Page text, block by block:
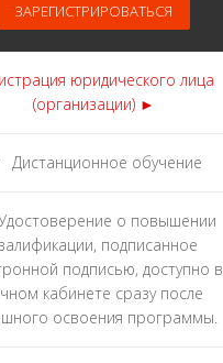
ЗАРЕГИСТРИРОВАТЬСЯ
юридического лица
(организации) ►
Дистанционное обучение
о повышении
подписанное
подписью, доступно в
кабинете сразу после
освоения программы.